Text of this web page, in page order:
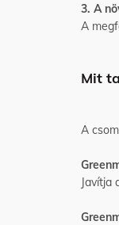
3. A
A
Mit
A
Javítja